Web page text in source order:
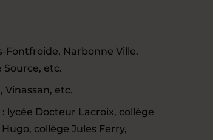
Fontfroide, Narbonne Ville,
Source, etc.
Vinassan, etc.
lycée Docteur Lacroix, collège
collège Jules Ferry,